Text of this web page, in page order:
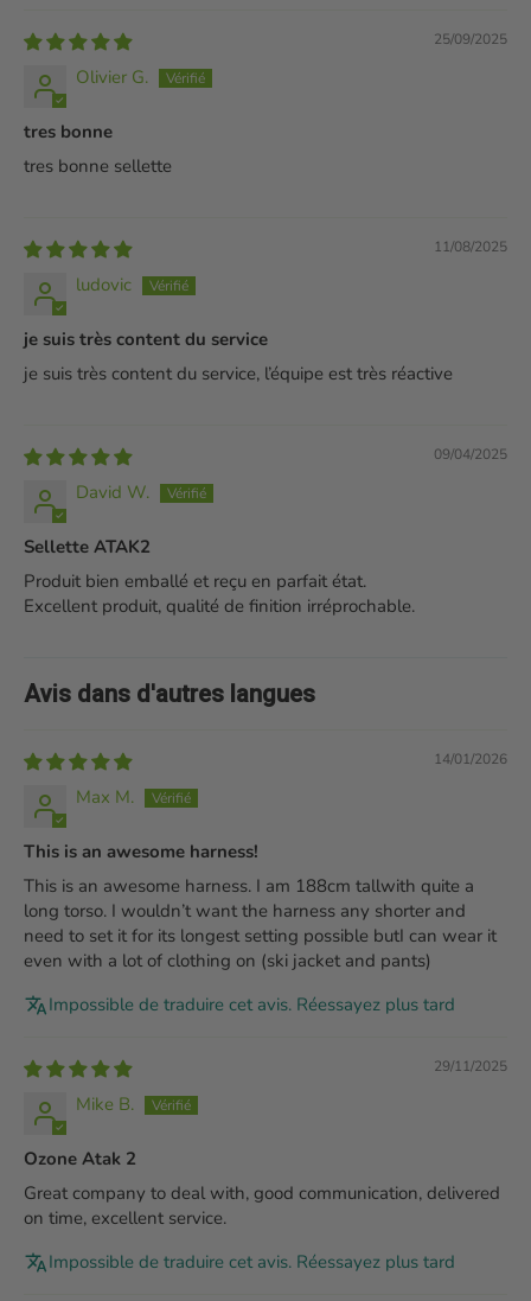
25/09/2025
Olivier G.
tres bonne
tres bonne sellette
11/08/2025
ludovic
je suis très content du service
je suis très content du service, l’équipe est très réactive
09/04/2025
David W.
Sellette ATAK2
Produit bien emballé et reçu en parfait état.
Excellent produit, qualité de finition irréprochable.
Avis dans d'autres langues
14/01/2026
Max M.
This is an awesome harness!
This is an awesome harness. I am 188cm tallwith quite a
long torso. I wouldn’t want the harness any shorter and
need to set it for its longest setting possible butI can wear it
even with a lot of clothing on (ski jacket and pants)
Impossible de traduire cet avis. Réessayez plus tard
29/11/2025
Mike B.
Ozone Atak 2
Great company to deal with, good communication, delivered
on time, excellent service.
Impossible de traduire cet avis. Réessayez plus tard